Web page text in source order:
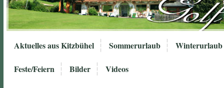
Aktuelles aus Kitzbühel Sommerurlaub Winterurlaub
Feste/Feiern Bilder Videos